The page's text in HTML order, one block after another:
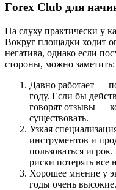
Forex Club для
На слуху практически у
Вокруг площадки ходит
негатива, однако если
стороны, можно заметить:
Давно работает —
году. Если бы
говорят отзывы —
существовать.
Узкая
инструментов и
пользоваться
риски потерять все
Хорошее мнение у
годы очень высокие.